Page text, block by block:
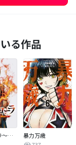
る作品
復讐姫ローラ～お姉様を生贄にしたこの国はもう要らない～(話売り)
暴力万歳